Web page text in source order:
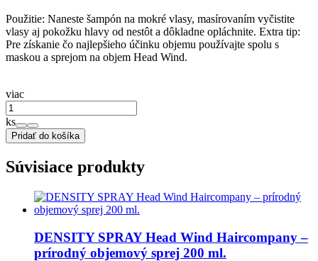
Použitie: Naneste šampón na mokré vlasy, masírovaním vyčistite
vlasy aj pokožku hlavy od nestôt a dôkladne opláchnite. Extra tip:
Pre získanie čo najlepšieho účinku objemu používajte spolu s
maskou a sprejom na objem Head Wind.
viac
ks
Pridať do košíka
Súvisiace produkty
DENSITY SPRAY Head Wind Haircompany –
prírodný objemový sprej 200 ml.